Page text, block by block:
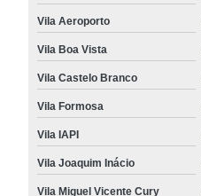
Vila Aeroporto
Vila Boa Vista
Vila Castelo Branco
Vila Formosa
Vila IAPI
Vila Joaquim Inácio
Vila Miguel Vicente Cury